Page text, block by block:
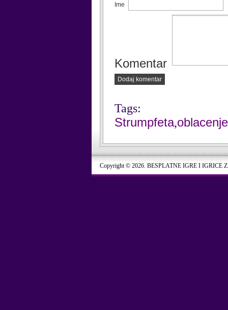
Ime
Komentar
Dodaj komentar
Tags:
Strumpfeta,oblacenje
Copyright © 2026. BESPLATNE IGRE I IGRICE